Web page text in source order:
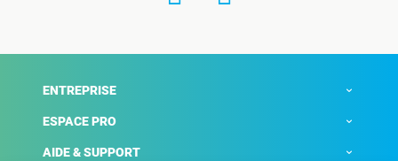
ENTREPRISE
ESPACE PRO
AIDE & SUPPORT